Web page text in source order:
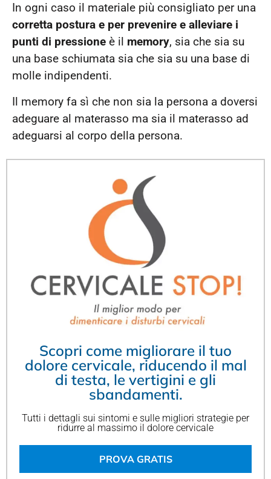
In ogni caso il materiale più consigliato per una
corretta postura e per prevenire e alleviare i
punti di pressione è il memory, sia che sia su
una base schiumata sia che sia su una base di
molle indipendenti.
Il memory fa sì che non sia la persona a doversi
adeguare al materasso ma sia il materasso ad
adeguarsi al corpo della persona.
Scopri come migliorare il tuo
dolore cervicale, riducendo il mal
di testa, le vertigini e gli
sbandamenti.
Tutti i dettagli sui sintomi e sulle migliori strategie per
ridurre al massimo il dolore cervicale
PROVA GRATIS